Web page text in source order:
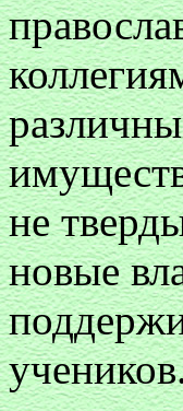
не
новые